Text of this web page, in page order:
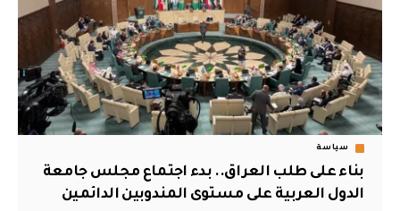
سياسة
‏بناء على طلب العراق.. بدء اجتماع مجلس جامعة
الدول العربية على مستوى المندوبين الدائمين‬